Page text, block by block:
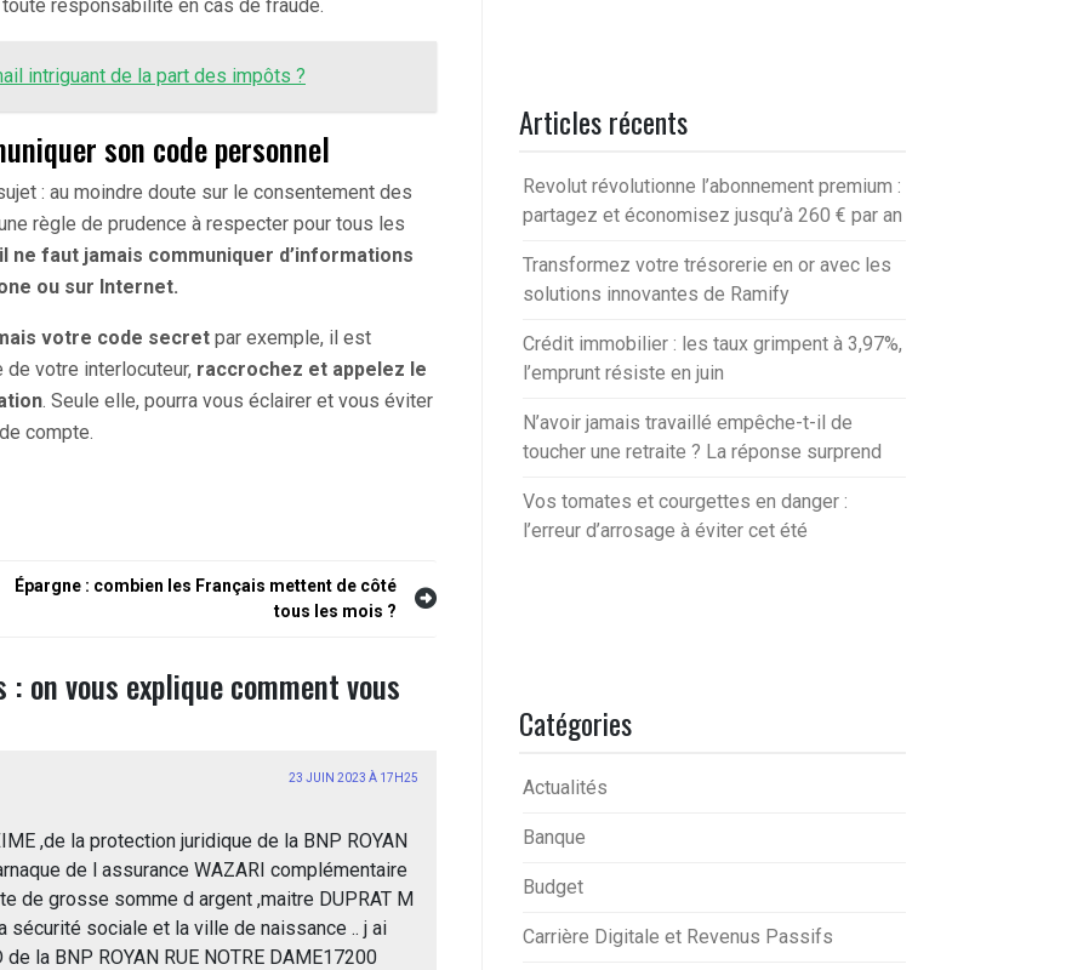
responsabilité en cas de fraude.
intriguant de la part des impôts ?
son code personnel
: au moindre doute sur le consentement des
règle de prudence à respecter pour tous les
il ne faut jamais communiquer d’informations
ou sur Internet.
votre code secret par exemple, il est
de votre interlocuteur, raccrochez et appelez le
. Seule elle, pourra vous éclairer et vous éviter
compte.
Épargne : combien les Français mettent de côté
tous les mois ?
on vous explique comment vous
23 JUIN 2023 À 17H25
,de la protection juridique de la BNP ROYAN
de l assurance WAZARI complémentaire
de grosse somme d argent ,maitre DUPRAT M
sécurité sociale et la ville de naissance .. j ai
la BNP ROYAN RUE NOTRE DAME17200
Articles récents
Revolut révolutionne l’abonnement premium :
partagez et économisez jusqu’à 260 € par an
Transformez votre trésorerie en or avec les
solutions innovantes de Ramify
Crédit immobilier : les taux grimpent à 3,97%,
l’emprunt résiste en juin
N’avoir jamais travaillé empêche-t-il de
toucher une retraite ? La réponse surprend
Vos tomates et courgettes en danger :
l’erreur d’arrosage à éviter cet été
Catégories
Actualités
Banque
Budget
Carrière Digitale et Revenus Passifs